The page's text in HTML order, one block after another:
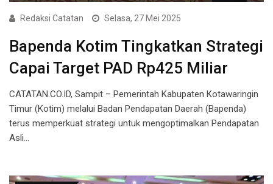
Redaksi Catatan Selasa, 27 Mei 2025
Bapenda Kotim Tingkatkan Strategi
Capai Target PAD Rp425 Miliar
CATATAN.CO.ID, Sampit – Pemerintah Kabupaten Kotawaringin
Timur (Kotim) melalui Badan Pendapatan Daerah (Bapenda)
terus memperkuat strategi untuk mengoptimalkan Pendapatan
Asli…